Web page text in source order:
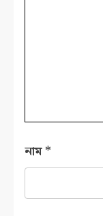
নাম*